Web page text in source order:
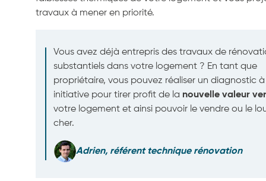
travaux à mener en priorité.
Vous avez déjà entrepris des travaux de
substantiels dans votre logement ? En tant que
propriétaire, vous pouvez réaliser un diagnostic
initiative pour tirer profit de la nouvelle valeur
votre logement et ainsi pouvoir le vendre ou le
cher.
Adrien, référent technique rénovation